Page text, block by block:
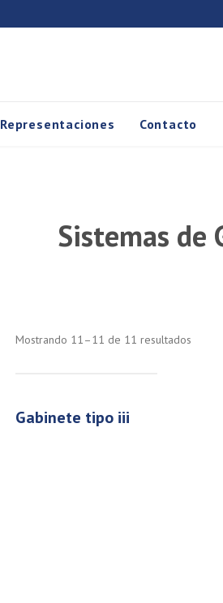
to
Representaciones Contacto
Sistemas de
Mostrando 11–11 de 11 resultados
gabinete tipo iii